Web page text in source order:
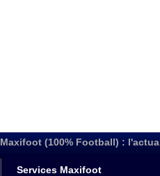
Maxifoot (100% Football) :
Services Maxifoot